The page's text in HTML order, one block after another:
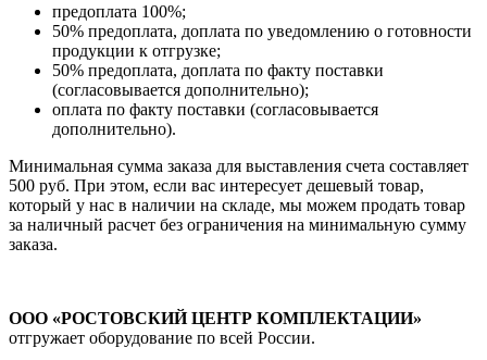
предоплата 100%;
50% предоплата, доплата по уведомлению о готовности
продукции к отгрузке;
50% предоплата, доплата по факту поставки
(согласовывается дополнительно);
оплата по факту поставки (согласовывается
дополнительно).
Минимальная сумма заказа для выставления счета составляет
500 руб. При этом, если вас интересует дешевый товар,
который у нас в наличии на складе, мы можем продать товар
за наличный расчет без ограничения на минимальную сумму
заказа.
ООО «РОСТОВСКИЙ ЦЕНТР КОМПЛЕКТАЦИИ»
отгружает оборудование по всей России.